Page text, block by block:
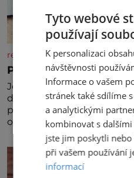
rezidenceonline.cz
Prostor, který roste s
Je to svět, který se vyvíjí a
dětských krůčků až po
pokoj podporuje bezpečí,
odpočinek a reaguje na
specifické potřeby dítěte.
jednoduchost, měkkost a
miminka měl působit
Předškolní věk je
Tyto webové
používají
K personalizaci
návštěvnosti
Informace o vašem
stránek také sdílíme
a analytickými
kombinovat s
jste jim poskytli
při vašem používání
informací